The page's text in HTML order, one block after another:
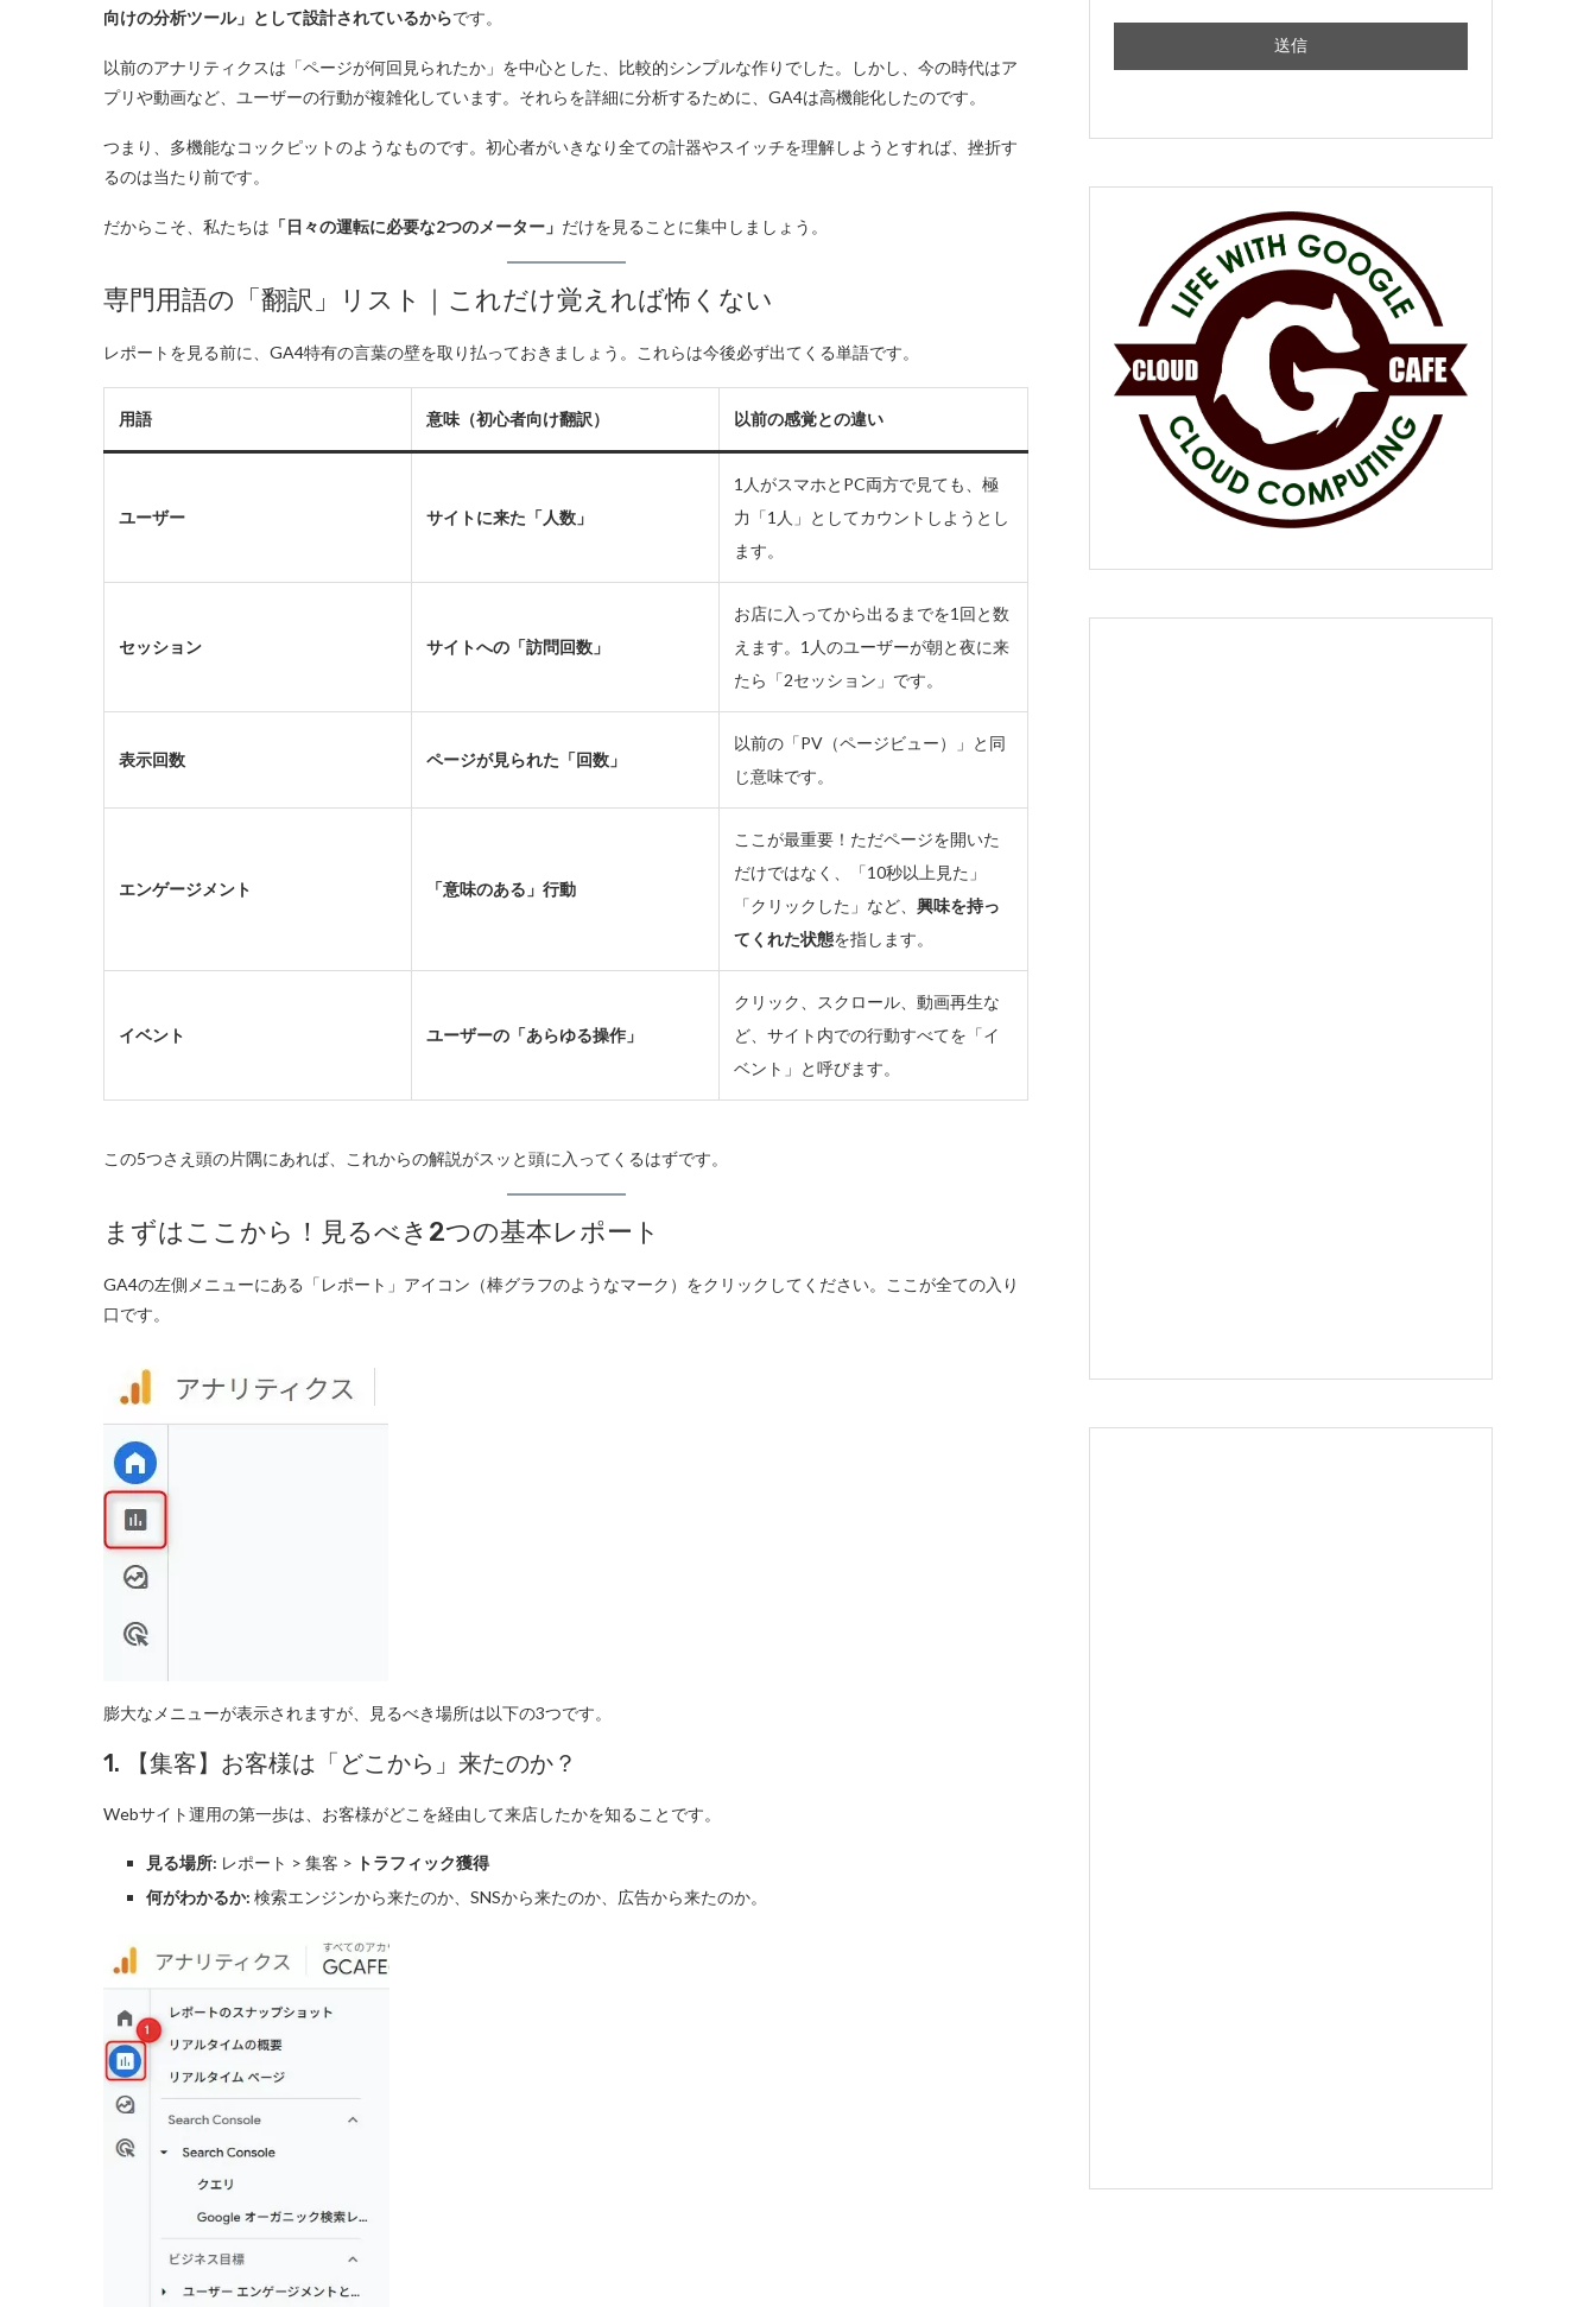
向けの分析ツール」として設計されているからです。
以前のアナリティクスは「ページが何回見られたか」を中心とした、比較的シンプルな作りでした。しかし、今の時代はア
プリや動画など、ユーザーの行動が複雑化しています。それらを詳細に分析するために、GA4は高機能化したのです。
つまり、多機能なコックピットのようなものです。初心者がいきなり全ての計器やスイッチを理解しようとすれば、挫折す
るのは当たり前です。
だからこそ、私たちは 「日々の運転に必要な2つのメーター」 だけを見ることに集中しましょう。
専門用語の「翻訳」リスト｜これだけ覚えれば怖くない
レポートを見る前に、GA4特有の言葉の壁を取り払っておきましょう。これらは今後必ず出てくる単語です。
用語 意味（初心者向け翻訳） 以前の感覚との違い
ユーザー サイトに来た「人数」
1人がスマホとPC両方で見ても、極
力「1人」としてカウントしようとし
ます。
セッション サイトへの「訪問回数」
お店に入ってから出るまでを1回と数
えます。1人のユーザーが朝と夜に来
たら「2セッション」です。
表示回数 ページが見られた「回数」
以前の「PV（ページビュー）」と同
じ意味です。
エンゲージメント 「意味のある」行動
ここが最重要！ただページを開いた
だけではなく、「10秒以上見た」
「クリックした」など、 興味を持っ
てくれた状態を指します。
イベント ユーザーの「あらゆる操作」
クリック、スクロール、動画再生な
ど、サイト内での行動すべてを「イ
ベント」と呼びます。
この5つさえ頭の片隅にあれば、これからの解説がスッと頭に入ってくるはずです。
まずはここから！見るべき2つの基本レポート
GA4の左側メニューにある「レポート」アイコン（棒グラフのようなマーク）をクリックしてください。ここが全ての入り
口です。
膨大なメニューが表示されますが、見るべき場所は以下の3つです。
1. 【集客】お客様は「どこから」来たのか？
Webサイト運用の第一歩は、お客様がどこを経由して来店したかを知ることです。
見る場所: レポート > 集客 > トラフィック獲得
何がわかるか: 検索エンジンから来たのか、SNSから来たのか、広告から来たのか。